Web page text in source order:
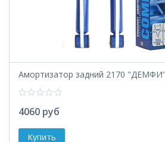
Амортизатор задний 2170 "ДЕМФИ"
4060 руб